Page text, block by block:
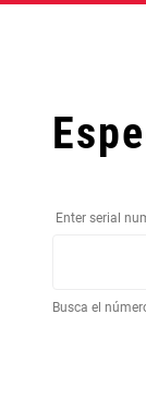
Enter serial
Busca el